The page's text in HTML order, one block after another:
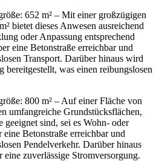
652 m² – Mit einer großzügigen
bietet dieses Anwesen ausreichend
oder Anpassung entsprechend
eine Betonstraße erreichbar und
Transport. Darüber hinaus wird
bereitgestellt, was einen reibungslosen
800 m² – Auf einer Fläche von
umfangreiche Grundstücksflächen,
sind, sei es Wohn- oder
Betonstraße erreichbar und
Pendelverkehr. Darüber hinaus
eine zuverlässige Stromversorgung.